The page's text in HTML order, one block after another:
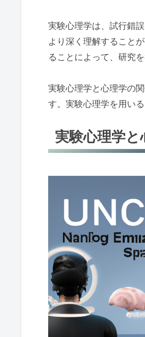
実験心理学は、試行錯
より深く理解すること
ることによって、研究
実験心理学と心理学の
す。実験心理学を用い
実験心理学